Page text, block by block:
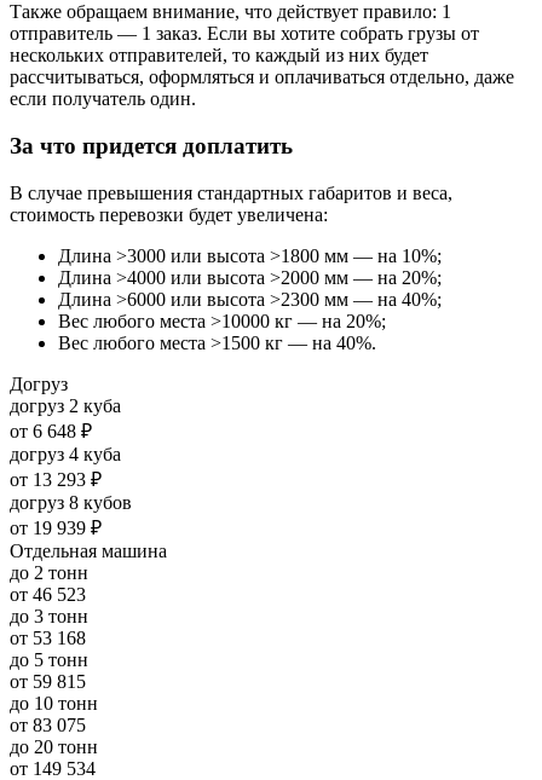
Также обращаем внимание, что действует правило: 1
отправитель — 1 заказ. Если вы хотите собрать грузы от
нескольких отправителей, то каждый из них будет
рассчитываться, оформляться и оплачиваться отдельно, даже
если получатель один.
За что придется доплатить
В случае превышения стандартных габаритов и веса,
стоимость перевозки будет увеличена:
Длина >3000 или высота >1800 мм — на 10%;
Длина >4000 или высота >2000 мм — на 20%;
Длина >6000 или высота >2300 мм — на 40%;
Вес любого места >10000 кг — на 20%;
Вес любого места >1500 кг — на 40%.
Догруз
догруз 2 куба
от 6 648 ₽
догруз 4 куба
от 13 293 ₽
догруз 8 кубов
от 19 939 ₽
Отдельная машина
до 2 тонн
от 46 523
до 3 тонн
от 53 168
до 5 тонн
от 59 815
до 10 тонн
от 83 075
до 20 тонн
от 149 534